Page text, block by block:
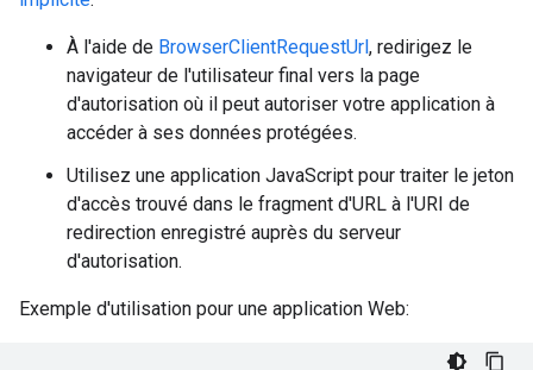
À l'aide de BrowserClientRequestUrl, redirigez le
navigateur de l'utilisateur final vers la page
d'autorisation où il peut autoriser votre application à
accéder à ses données protégées.
Utilisez une application JavaScript pour traiter le jeton
d'accès trouvé dans le fragment d'URL à l'URI de
redirection enregistré auprès du serveur
d'autorisation.
Exemple d'utilisation pour une application Web: